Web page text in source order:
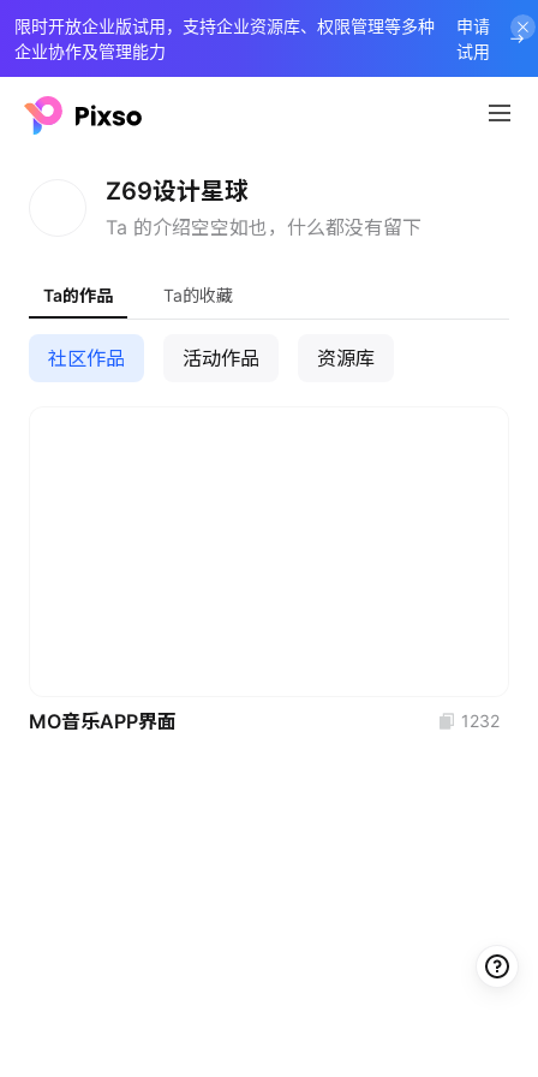
限时开放企业版试用，支持企业资源库、权限管理等多种
企业协作及管理能力
申请
试用
Z69设计星球
Ta 的介绍空空如也，什么都没有留下
Ta的作品 Ta的收藏
社区作品 活动作品 资源库
MO音乐APP界面 1232